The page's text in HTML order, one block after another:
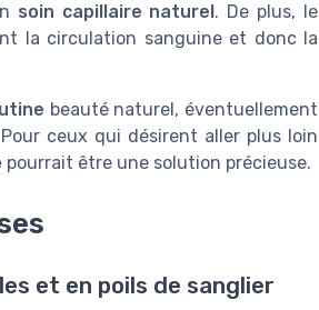
soin capillaire naturel . De plus, le
la circulation sanguine et donc la
beauté naturel, éventuellement
ceux qui désirent aller plus loin
pourrait être une solution précieuse.
et en poils de sanglier